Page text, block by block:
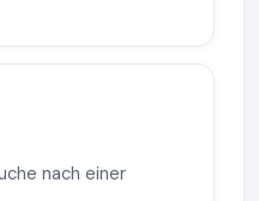
nach einer